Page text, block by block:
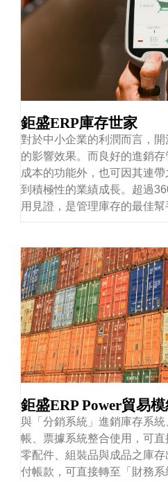
鉅盛ERP庫存世家
對於中小企業的利潤而言，
的影響效果。而良好的進銷
成本的功能外，也可因其連
到積極性的業績成長。超過
用見證，是管理庫存的最佳
鉅盛ERP Power貿易模
與「分銷系統」進銷庫存系
帳、票據系統整合使用，可
零配件、組裝品與成品之庫存
付帳款，可直接轉至「財務